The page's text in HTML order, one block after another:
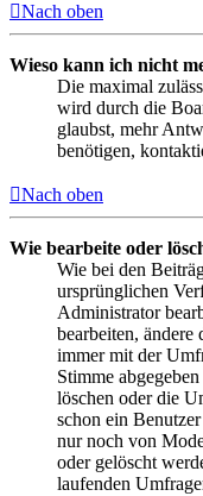
Nach oben
Wieso kann ich nicht
Die maximal
wird durch die
glaubst, mehr
benötigen,
Nach oben
Wie bearbeite oder
Wie bei den
ursprünglichen
Administrator
bearbeiten, ändere
immer mit der
Stimme
löschen oder die
schon ein
nur noch von
oder gelöscht
laufenden